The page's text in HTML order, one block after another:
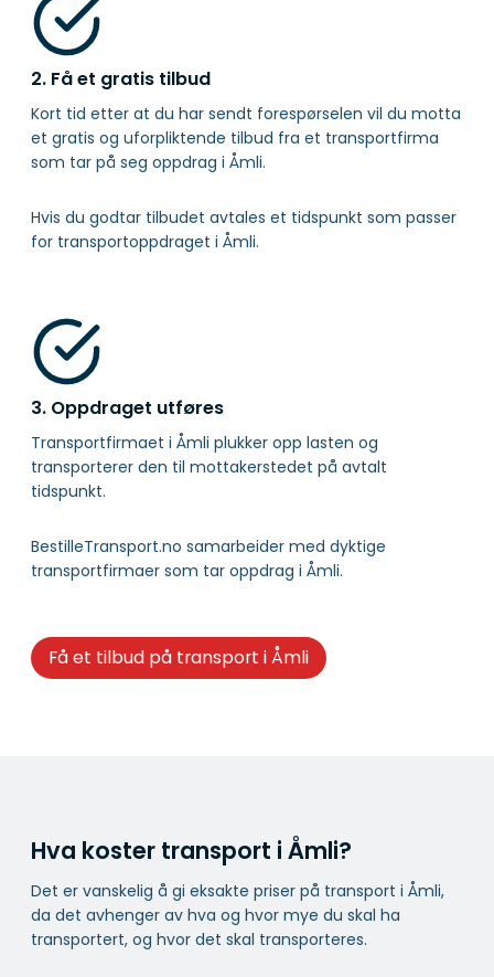
2. Få et gratis tilbud
Kort tid etter at du har sendt forespørselen vil du motta
et gratis og uforpliktende tilbud fra et transportfirma
som tar på seg oppdrag i Åmli.
Hvis du godtar tilbudet avtales et tidspunkt som passer
for transportoppdraget i Åmli.
3. Oppdraget utføres
Transportfirmaet i Åmli plukker opp lasten og
transporterer den til mottakerstedet på avtalt
tidspunkt.
BestilleTransport.no samarbeider med dyktige
transportfirmaer som tar oppdrag i Åmli.
Få et tilbud på transport i Åmli
Hva koster transport i Åmli?
Det er vanskelig å gi eksakte priser på transport i Åmli,
da det avhenger av hva og hvor mye du skal ha
transportert, og hvor det skal transporteres.